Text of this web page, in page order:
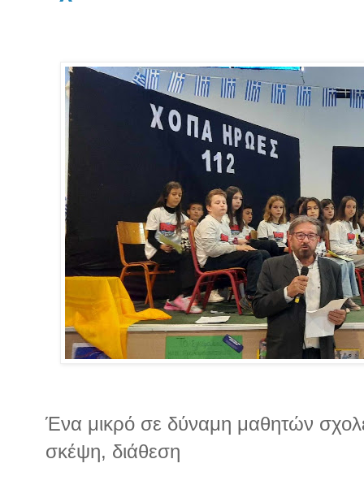
Ένα μικρό σε δύναμη μαθητών
σκέψη, διάθεση